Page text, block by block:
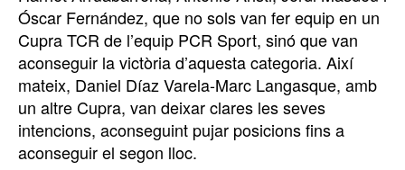
Óscar Fernández, que no sols van fer equip en un
Cupra TCR de l’equip PCR Sport, sinó que van
aconseguir la victòria d’aquesta categoria. Així
mateix, Daniel Díaz Varela-Marc Langasque, amb
un altre Cupra, van deixar clares les seves
intencions, aconseguint pujar posicions fins a
aconseguir el segon lloc.